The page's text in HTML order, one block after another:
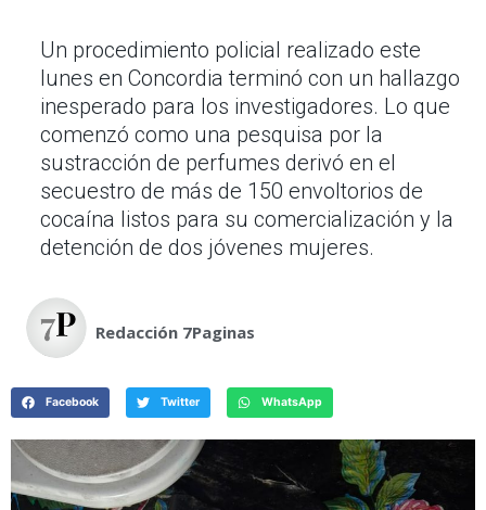
Un procedimiento policial realizado este
lunes en Concordia terminó con un hallazgo
inesperado para los investigadores. Lo que
comenzó como una pesquisa por la
sustracción de perfumes derivó en el
secuestro de más de 150 envoltorios de
cocaína listos para su comercialización y la
detención de dos jóvenes mujeres.
Redacción 7Paginas
Facebook Twitter WhatsApp